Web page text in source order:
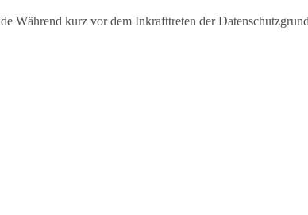
Während kurz vor dem Inkrafttreten der